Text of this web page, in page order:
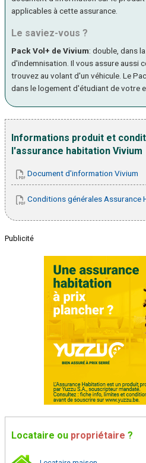
applicables à cette assurance.
Le saviez-vous ?
Pack Vol+ de Vivium: double, dans
d'indemnisation. Il vous assure aussi
trouvez au volant d'un véhicule. Le
dans le logement d'étudiant de votre
Informations produit et
l'assurance habitation Vivium
Document d'information Vivium
Conditions générales Assurance
Publicité
Locataire ou propriétaire ?